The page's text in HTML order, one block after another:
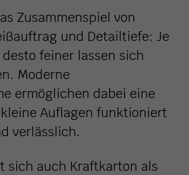
Zusammenspiel von
und Detailtiefe: Je
feiner lassen sich
Moderne
ermöglichen dabei eine
Auflagen funktioniert
verlässlich.
sich auch Kraftkarton als